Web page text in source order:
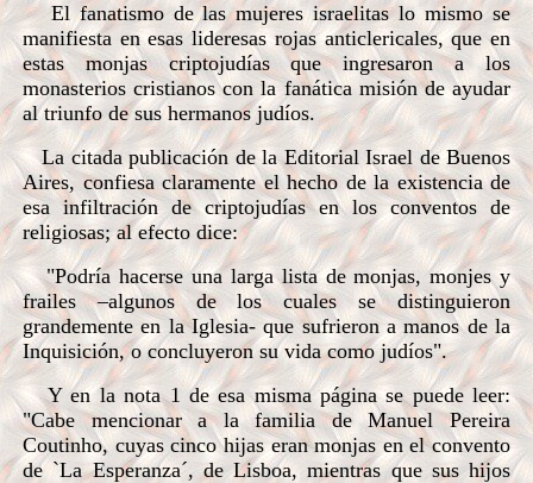
El fanatismo de las mujeres israelitas lo mismo se
manifiesta en esas lideresas rojas anticlericales, que en
estas monjas criptojudías que ingresaron a los
monasterios cristianos con la fanática misión de ayudar
al triunfo de sus hermanos judíos.
La citada publicación de la Editorial Israel de Buenos
Aires, confiesa claramente el hecho de la existencia de
esa infiltración de criptojudías en los conventos de
religiosas; al efecto dice:
"Podría hacerse una larga lista de monjas, monjes y
frailes –algunos de los cuales se distinguieron
grandemente en la Iglesia- que sufrieron a manos de la
Inquisición, o concluyeron su vida como judíos".
Y en la nota 1 de esa misma página se puede leer:
"Cabe mencionar a la familia de Manuel Pereira
Coutinho, cuyas cinco hijas eran monjas en el convento
de `La Esperanza´, de Lisboa, mientras que sus hijos